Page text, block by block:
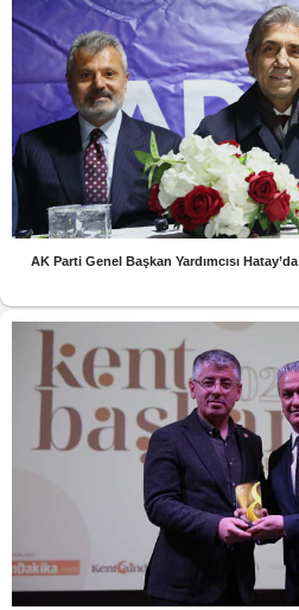
AK Parti Genel Başkan Yardımcısı Hatay’da